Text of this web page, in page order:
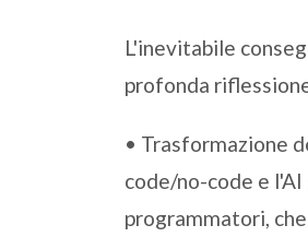
L'inevitabile
profonda
• Trasformazione
code/no-code e
programmatori,